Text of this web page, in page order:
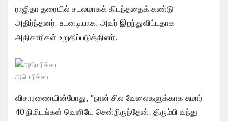
ராஜிதா தரையில் சடலமாகக் கிடந்ததைக் கண்டு
அதிர்ந்தனர். உடனடியாக, அவர் இறந்துவிட்டதாக
அதிகாரிகள் உறுதிப்படுத்தினர்.
அமெரிக்கா
விசாரணையின்போது, "நான் சில வேலைகளுக்காக சுமார்
40 நிமிடங்கள் வெளியே சென்றிருந்தேன். திரும்பி வந்து